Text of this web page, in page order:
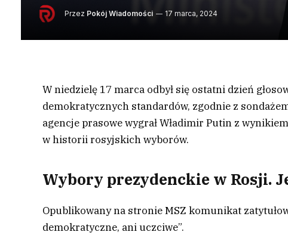
Przez Pokój Wiadomości 17 marca, 2024
W niedzielę 17 marca odbył się ostatni dzień
demokratycznych standardów, zgodnie z
agencje prasowe wygrał Władimir Putin z
w historii rosyjskich wyborów.
Wybory prezydenckie w Rosji.
Opublikowany na stronie MSZ komunikat
demokratyczne, ani uczciwe”.